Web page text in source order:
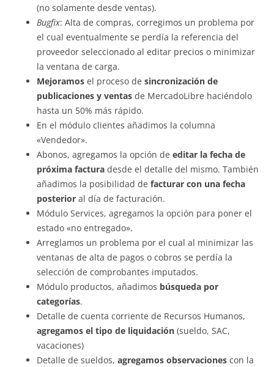
(no solamente desde ventas).
Bugfix: Alta de compras, corregimos un problema por
el cual eventualmente se perdía la referencia del
proveedor seleccionado al editar precios o minimizar
la ventana de carga.
Mejoramos el proceso de sincronización de
publicaciones y ventas de MercadoLibre haciéndolo
hasta un 50% más rápido.
En el módulo clientes añadimos la columna
«Vendedor».
Abonos, agregamos la opción de editar la fecha de
próxima factura desde el detalle del mismo. También
añadimos la posibilidad de facturar con una fecha
posterior al día de facturación.
Módulo Services, agregamos la opción para poner el
estado «no entregado».
Arreglamos un problema por el cual al minimizar las
ventanas de alta de pagos o cobros se perdía la
selección de comprobantes imputados.
Módulo productos, añadimos búsqueda por
categorías.
Detalle de cuenta corriente de Recursos Humanos,
agregamos el tipo de liquidación (sueldo, SAC,
vacaciones)
Detalle de sueldos, agregamos observaciones con la